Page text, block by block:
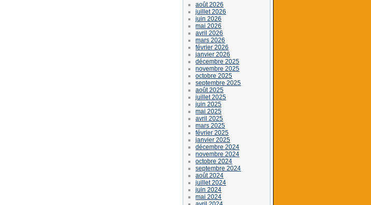
août 2026
juillet 2026
juin 2026
mai 2026
avril 2026
mars 2026
février 2026
janvier 2026
décembre 2025
novembre 2025
octobre 2025
septembre 2025
août 2025
juillet 2025
juin 2025
mai 2025
avril 2025
mars 2025
février 2025
janvier 2025
décembre 2024
novembre 2024
octobre 2024
septembre 2024
août 2024
juillet 2024
juin 2024
mai 2024